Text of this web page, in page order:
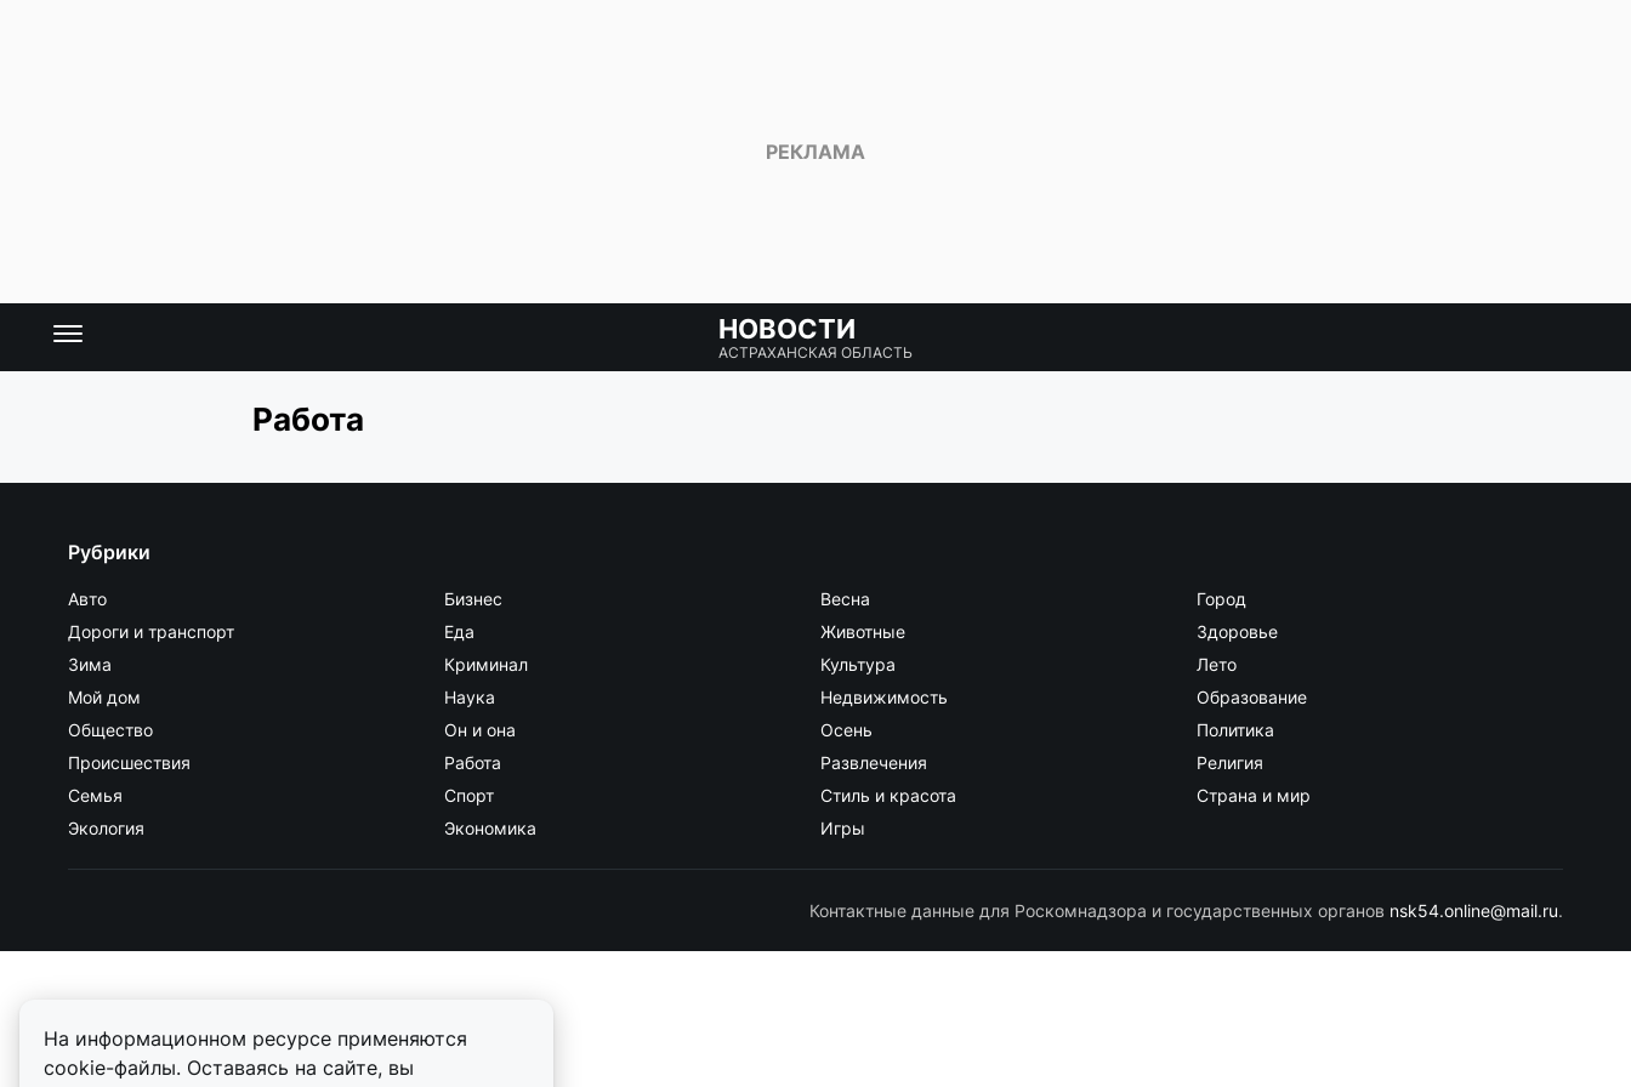
На информационном ресурсе применяются
cookie-файлы. Оставаясь на сайте, вы
НОВОСТИ
АСТРАХАНСКАЯ ОБЛАСТЬ
Работа
Рубрики
Авто Бизнес Весна
Город
Дороги и транспорт
Еда Животные
Здоровье
Зима
Криминал Культура
Лето
Мой дом
Наука Недвижимость
Образование
Общество
Он и она Осень
Политика
Происшествия
Работа Развлечения
Религия
Семья
Спорт Стиль и красота
Страна и мир
Экология
Экономика Игры
Контактные данные для Роскомнадзора и государственных органов nsk54.online@mail.ru.